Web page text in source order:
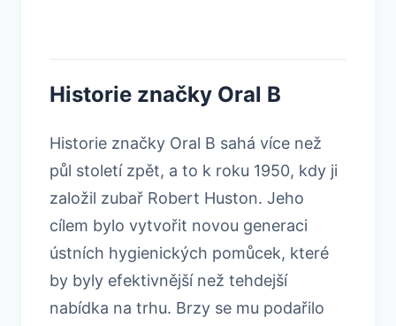
Historie značky Oral B
Historie značky Oral B sahá více než
půl století zpět, a to k roku 1950, kdy ji
založil zubař Robert Huston. Jeho
cílem bylo vytvořit novou generaci
ústních hygienických pomůcek, které
by byly efektivnější než tehdejší
nabídka na trhu. Brzy se mu podařilo